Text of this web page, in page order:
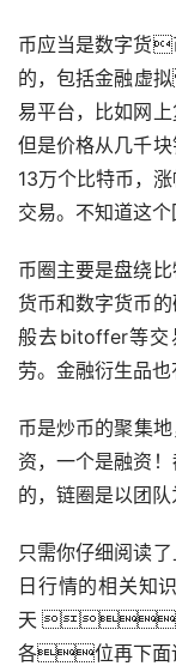
币应当是数字货
的，包括金融
易平台，比如网上
但是价格从几千
13万个比特币，
交易。不知道这个
币圈主要是盘绕
货币和数字货币
般去bitoffer等
劳。金融衍生品也
币是炒币的聚集
资，一个是融资
的，链圈是以团队
只需你仔细阅读
日行情的相关知
天
各位再下面